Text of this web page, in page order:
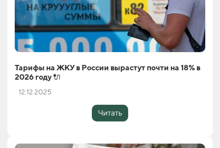
Тарифы на ЖКУ в России вырастут почти на 18% в
2026 году 🔌
12.12.2025
Читать